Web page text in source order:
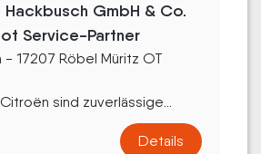
GmbH & Co.
Service-Partner
- 17207 Röbel Müritz OT
sind zuverlässige...
Details